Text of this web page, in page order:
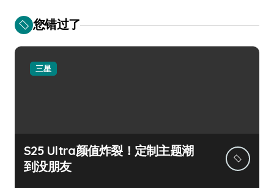
您错过了
三星
S25 Ultra颜值炸裂！定制主题潮
到没朋友